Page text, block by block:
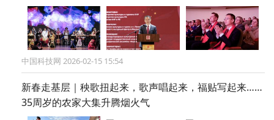
中国科技网 2026-02-15 15:54
新春走基层｜秧歌扭起来，歌声唱起来，福贴写起来……
35周岁的农家大集升腾烟火气